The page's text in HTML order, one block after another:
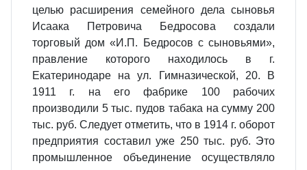
целью расширения семейного дела сыновья
Исаака Петровича Бедросова создали
торговый дом «И.П. Бедросов с сыновьями»,
правление которого находилось в г.
Екатеринодаре на ул. Гимназической, 20. В
1911 г. на его фабрике 100 рабочих
производили 5 тыс. пудов табака на сумму 200
тыс. руб. Следует отметить, что в 1914 г. оборот
предприятия составил уже 250 тыс. руб. Это
промышленное объединение осуществляло